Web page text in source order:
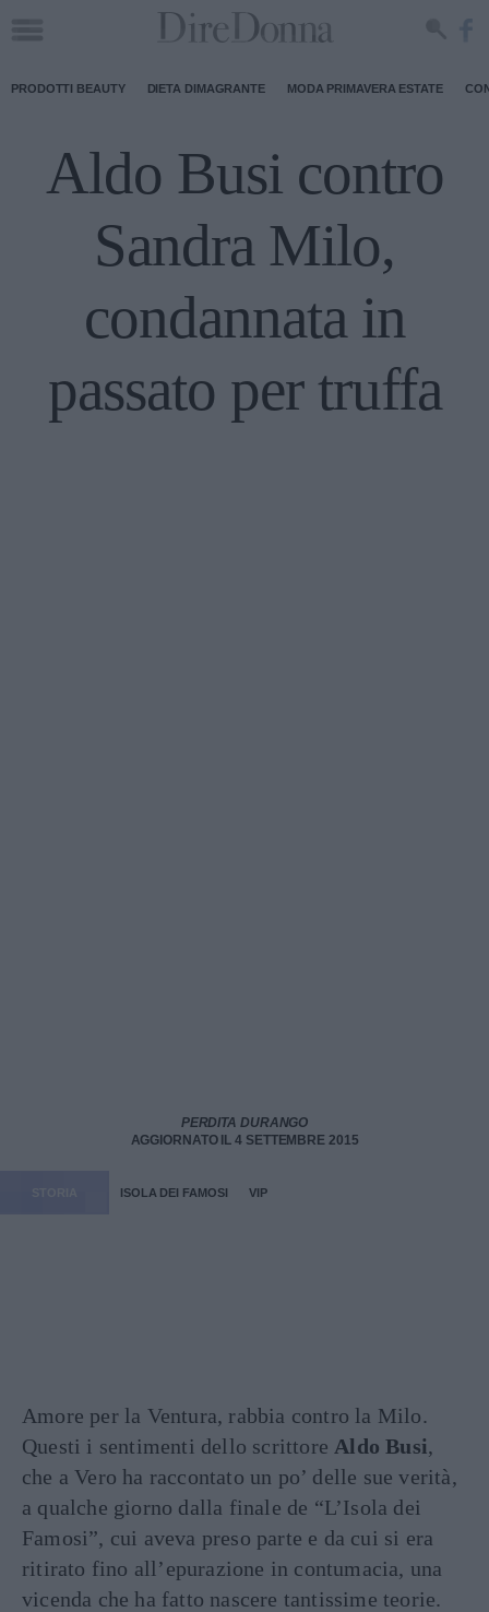
PRODOTTI BEAUTY DIETA DIMAGRANTE MODA PRIMAVERA ESTATE
Aldo Busi contro
Sandra Milo,
condannata in
passato per truffa
PERDITA DURANGO
AGGIORNATO IL 4 SETTEMBRE 2015
ISOLA DEI FAMOSI VIP
Amore per la Ventura, rabbia contro la Milo.
Questi i sentimenti dello scrittore Aldo Busi,
che a Vero ha raccontato un po’ delle sue verità,
a qualche giorno dalla finale de “L’Isola dei
Famosi”, cui aveva preso parte e da cui si era
ritirato fino all’epurazione in contumacia, una
vicenda che ha fatto nascere tantissime teorie.